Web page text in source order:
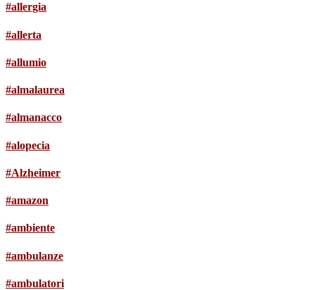
#allergia
#allerta
#allumio
#almalaurea
#almanacco
#alopecia
#Alzheimer
#amazon
#ambiente
#ambulanze
#ambulatori